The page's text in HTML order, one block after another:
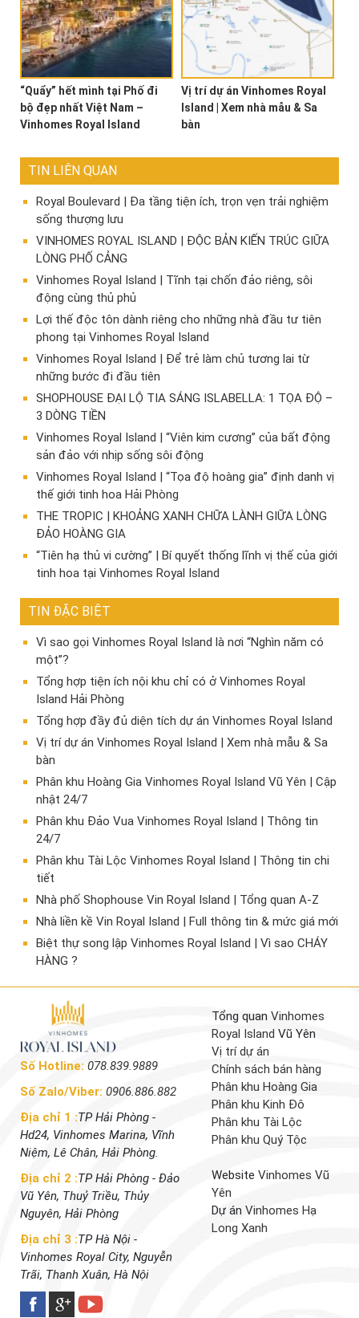
“Quẩy” hết mình tại Phố đi
bộ đẹp nhất Việt Nam –
Vinhomes Royal Island
Vị trí dự án Vinhomes Royal
Island | Xem nhà mẫu & Sa
bàn
TIN LIÊN QUAN
Royal Boulevard | Đa tầng tiện ích, trọn vẹn trải nghiệm
sống thượng lưu
VINHOMES ROYAL ISLAND | ĐỘC BẢN KIẾN TRÚC GIỮA
LÒNG PHỐ CẢNG
Vinhomes Royal Island | Tĩnh tại chốn đảo riêng, sôi
động cùng thủ phủ
Lợi thế độc tôn dành riêng cho những nhà đầu tư tiên
phong tại Vinhomes Royal Island
Vinhomes Royal Island | Để trẻ làm chủ tương lai từ
những bước đi đầu tiên
SHOPHOUSE ĐẠI LỘ TIA SÁNG ISLABELLA: 1 TỌA ĐỘ –
3 DÒNG TIỀN
Vinhomes Royal Island | “Viên kim cương” của bất động
sản đảo với nhịp sống sôi động
Vinhomes Royal Island | “Tọa độ hoàng gia” định danh vị
thế giới tinh hoa Hải Phòng
THE TROPIC | KHOẢNG XANH CHỮA LÀNH GIỮA LÒNG
ĐẢO HOÀNG GIA
“Tiên hạ thủ vi cường” | Bí quyết thống lĩnh vị thế của giới
tinh hoa tại Vinhomes Royal Island
TIN ĐẶC BIỆT
Vì sao gọi Vinhomes Royal Island là nơi “Nghìn năm có
một”?
Tổng hợp tiện ích nội khu chỉ có ở Vinhomes Royal
Island Hải Phòng
Tổng hợp đầy đủ diện tích dự án Vinhomes Royal Island
Vị trí dự án Vinhomes Royal Island | Xem nhà mẫu & Sa
bàn
Phân khu Hoàng Gia Vinhomes Royal Island Vũ Yên | Cập
nhật 24/7
Phân khu Đảo Vua Vinhomes Royal Island | Thông tin
24/7
Phân khu Tài Lộc Vinhomes Royal Island | Thông tin chi
tiết
Nhà phố Shophouse Vin Royal Island | Tổng quan A-Z
Nhà liền kề Vin Royal Island | Full thông tin & mức giá mới
​Biệt thự song lập Vinhomes Royal Island | Vì sao CHÁY
HÀNG ?
Số Hotline: 078.839.9889
Số Zalo/Viber: 0906.886.882
Địa chỉ 1 :TP Hải Phòng -
Hd24, Vinhomes Marina, Vĩnh
Niệm, Lê Chân, Hải Phòng.
Địa chỉ 2 :TP Hải Phòng - Đảo
Vũ Yên, Thuỷ Triều, Thủy
Nguyên, Hải Phòng
Địa chỉ 3 :TP Hà Nội -
Vinhomes Royal City, Nguyễn
Trãi, Thanh Xuân, Hà Nội
Tổng quan Vinhomes
Royal Island Vũ Yên
Vị trí dự án
Chính sách bán hàng
Phân khu Hoàng Gia
Phân khu Kinh Đô
Phân khu Tài Lộc
Phân khu Quý Tộc
Website Vinhomes Vũ
Yên
Dự án Vinhomes Hạ
Long Xanh